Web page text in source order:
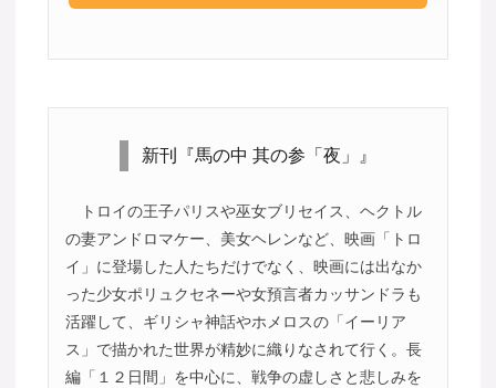
新刊『馬の中 其の参「夜」』
トロイの王子パリスや巫女ブリセイス、ヘクトル
の妻アンドロマケー、美女ヘレンなど、映画「トロ
イ」に登場した人たちだけでなく、映画には出なか
った少女ポリュクセネーや女預言者カッサンドラも
活躍して、ギリシャ神話やホメロスの「イーリア
ス」で描かれた世界が精妙に織りなされて行く。長
編「１２日間」を中心に、戦争の虚しさと悲しみを